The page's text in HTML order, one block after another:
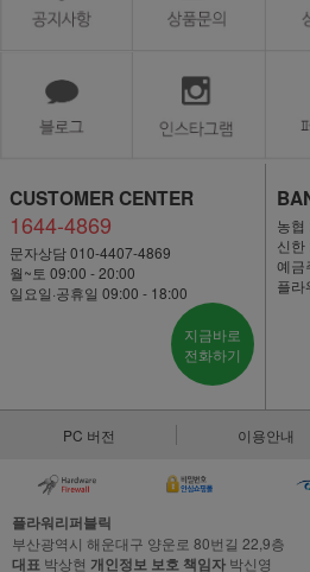
CUSTOMER CENTER
1644-4869
문자상담 010-4407-4869
월~토 09:00 - 20:00
일요일·공휴일 09:00 - 18:00
지금바로
전화하기
농
신
예금
플라
PC 버전 이용안내
플라워리퍼블릭
부산광역시 해운대구 양운로 80번길 22,9층
대표 박상현 개인정보 보호 책임자 박신영